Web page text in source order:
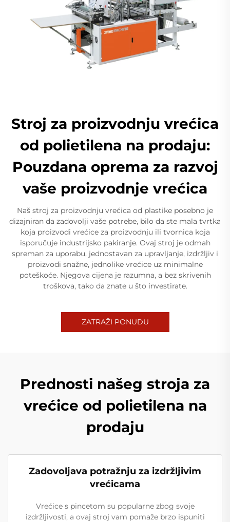
Stroj za proizvodnju vrećica
od polietilena na prodaju:
Pouzdana oprema za razvoj
vaše proizvodnje vrećica
Naš stroj za proizvodnju vrećica od plastike posebno je
dizajniran da zadovolji vaše potrebe, bilo da ste mala tvrtka
koja proizvodi vrećice za proizvodnju ili tvornica koja
isporučuje industrijsko pakiranje. Ovaj stroj je odmah
spreman za uporabu, jednostavan za upravljanje, izdržljiv i
proizvodi snažne, jednolike vrećice uz minimalne
poteškoće. Njegova cijena je razumna, a bez skrivenih
troškova, tako da znate u što investirate.
ZATRAŽI PONUDU
Prednosti našeg stroja za
vrećice od polietilena na
prodaju
Zadovoljava potražnju za izdržljivim
vrećicama
Vrećice s pincetom su popularne zbog svoje
izdržljivosti, a ovaj stroj vam pomaže brzo ispuniti